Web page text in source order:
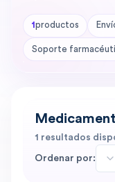
1 productos
Soporte
1 resultados
Ordenar por: